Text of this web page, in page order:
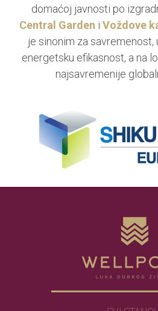
domaćoj javnosti po
Central Garden i Voždove
je sinonim za
energetsku efikasnost, a na
najsavremenije